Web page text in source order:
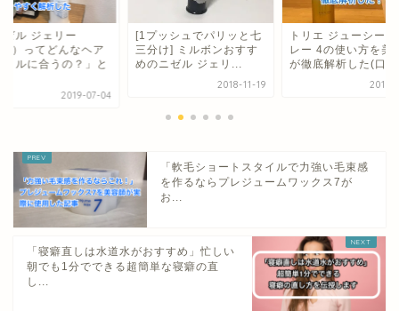
シュでパリッと七
け] ミルボンおすす
ニゼル ジェリ...
トリエ ジューシー スプ
レー 4の使い方を美容師
が徹底解析した(口...
2018-12-01
ミルボン ニゼル | ス
ング ムーブヴェー
い方を美容師が...
2019-
「軟毛ショートスタイルで力強い毛束感
を作るならプレジュームワックス7が
お...
「寝癖直しは水道水がおすすめ」忙しい
朝でも1分でできる超簡単な寝癖の直
し...